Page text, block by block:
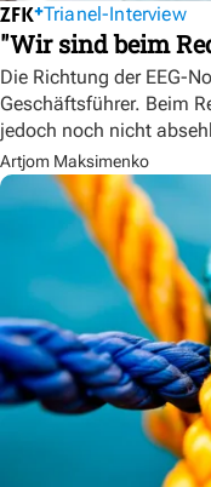
Trianel-Interview
"Wir sind beim
Die Richtung der EEG-
Geschäftsführer. Beim
jedoch noch nicht
Artjom Maksimenko